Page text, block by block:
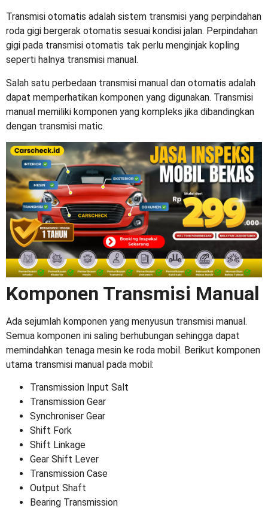
Transmisi otomatis adalah sistem transmisi yang perpindahan
roda gigi bergerak otomatis sesuai kondisi jalan. Perpindahan
gigi pada transmisi otomatis tak perlu menginjak kopling
seperti halnya transmisi manual.
Salah satu perbedaan transmisi manual dan otomatis adalah
dapat memperhatikan komponen yang digunakan. Transmisi
manual memiliki komponen yang kompleks jika dibandingkan
dengan transmisi matic.
Komponen Transmisi Manual
Ada sejumlah komponen yang menyusun transmisi manual.
Semua komponen ini saling berhubungan sehingga dapat
memindahkan tenaga mesin ke roda mobil. Berikut komponen
utama transmisi manual pada mobil:
Transmission Input Salt
Transmission Gear
Synchroniser Gear
Shift Fork
Shift Linkage
Gear Shift Lever
Transmission Case
Output Shaft
Bearing Transmission